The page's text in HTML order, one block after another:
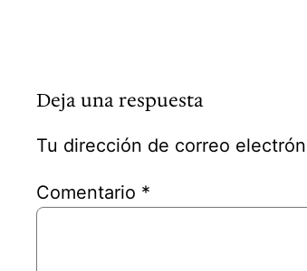
Deja una respuesta
Tu dirección de correo
Comentario *